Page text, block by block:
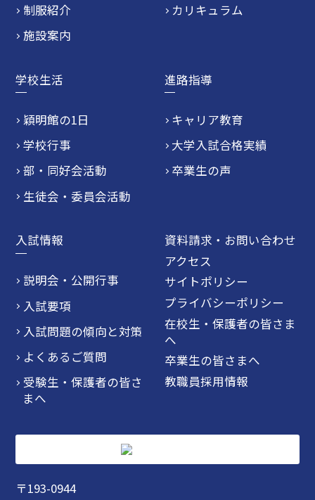
制服紹介
施設案内
カリキュラム
学校生活
穎明館の1日
学校行事
部・同好会活動
生徒会・委員会活動
進路指導
キャリア教育
大学入試合格実績
卒業生の声
入試情報
説明会・公開行事
入試要項
入試問題の傾向と対策
よくあるご質問
受験生・保護者の皆さ
まへ
資料請求・お問い合わせ
アクセス
サイトポリシー
プライバシーポリシー
在校生・保護者の皆さま
へ
卒業生の皆さまへ
教職員採用情報
〒193-0944